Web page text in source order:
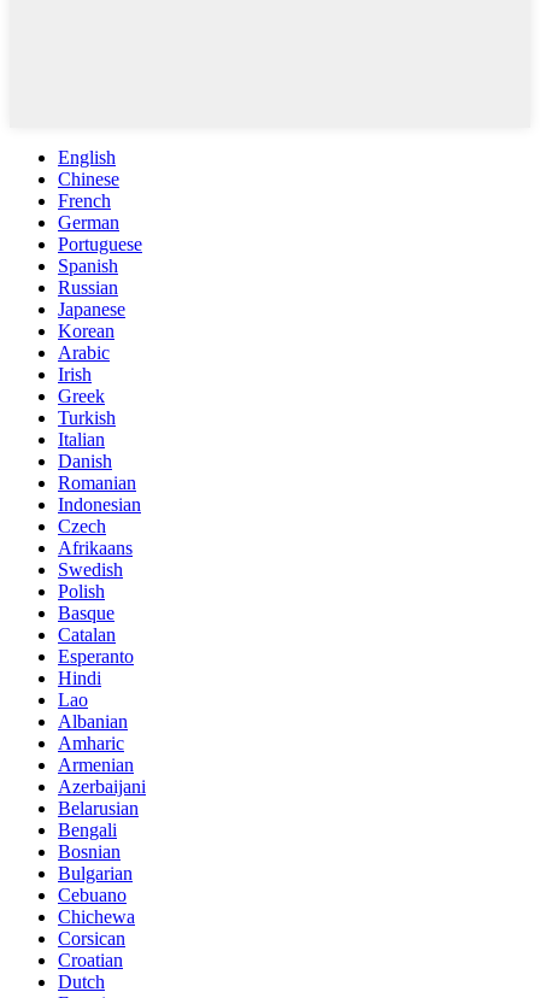
English
Chinese
French
German
Portuguese
Spanish
Russian
Japanese
Korean
Arabic
Irish
Greek
Turkish
Italian
Danish
Romanian
Indonesian
Czech
Afrikaans
Swedish
Polish
Basque
Catalan
Esperanto
Hindi
Lao
Albanian
Amharic
Armenian
Azerbaijani
Belarusian
Bengali
Bosnian
Bulgarian
Cebuano
Chichewa
Corsican
Croatian
Dutch